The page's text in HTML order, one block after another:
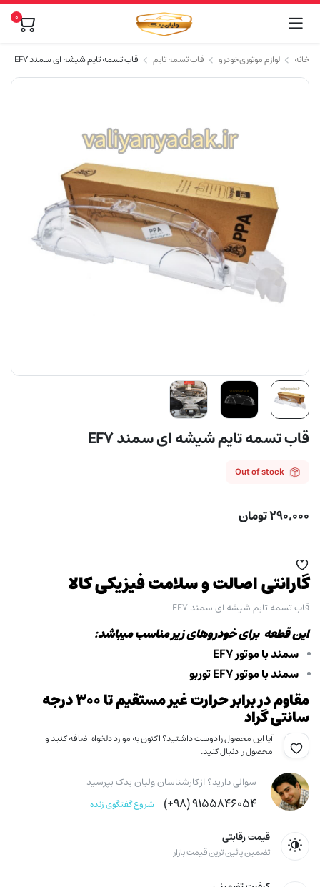
0
خانه لوازم موتوری خودرو قاب تسمه تایم قاب تسمه تایم شیشه ای سمند EF7
قاب تسمه تایم شیشه ای سمند EF7
Out of stock
۲۹۰,۰۰۰تومان
گارانتی اصالت و سلامت فیزیکی کالا
قاب تسمه تایم شیشه ای سمند EF7
این قطعه برای خودروهای زیر مناسب میباشد:
سمند با موتور EF7
سمند با موتور EF7 توربو
مقاوم در برابر حرارت غیر مستقیم تا ۳۰۰ درجه
سانتی گراد
آیا این محصول را دوست داشتید؟ اکنون به موارد دلخواه اضافه کنید و
محصول را دنبال کنید.
سوالی دارید؟ از کارشناسان ولیان یدک بپرسید
۹۱۵۵۸۴۶۰۵۴ (۹۸+) شروع گفتگوی زنده
قیمت رقابتی
تضمین پائین ترین قیمت بازار